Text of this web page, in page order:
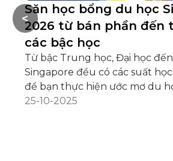
Săn học bổng du học
2026 từ bán phần đến
các bậc học
Từ bậc Trung học, Đại học
Singapore đều có các suất
để bạn thực hiện ước mơ du
Bạn đang đặt mục tiêu săn
25-10-2025
<